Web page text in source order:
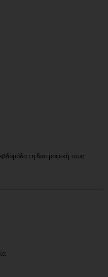
τη διατροφική τους